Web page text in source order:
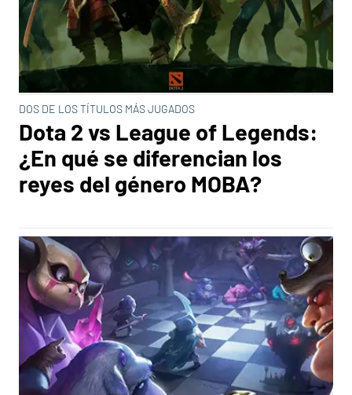
DOS DE LOS TÍTULOS MÁS JUGADOS
Dota 2 vs League of Legends:
¿En qué se diferencian los
reyes del género MOBA?